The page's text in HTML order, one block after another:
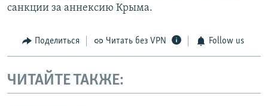
санкции за аннексию Крыма.
Поделиться Читать без VPN Follow us
ЧИТАЙТЕ ТАКЖЕ: